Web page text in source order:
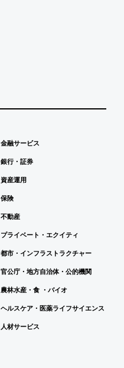
金融サービス
銀行・証券
資産運用
保険
不動産
プライベート・エクイティ
都市・インフラストラクチャー
官公庁・地方自治体・公的機関
農林水産・食 ・バイオ
ヘルスケア・医薬ライフサイエンス
人材サービス